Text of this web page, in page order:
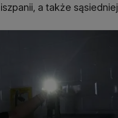
a także sąsiedniej